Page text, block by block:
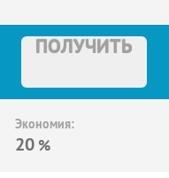
ПОЛУЧИТЬ
Экономия:
20 %